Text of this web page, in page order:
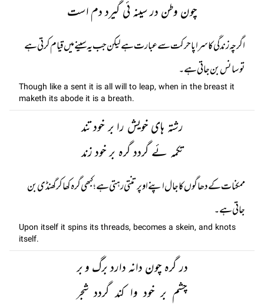
چون وطن در سینہ ئی گیرد دم است
اگرچہ زندگی کا سراپا حرکت سے عبارت ہے لیکن جب یہ سینے میں قیام کرتی ہے
تو سانس بن جاتی ہے۔
Though like a sent it is all will to leap, when in the breast it
maketh its abode it is a breath.
رشتہ ہای خویش را بر خود تند
تکمہ ئے گردد گرہ بر خود زند
ممکنات کے دھاگوں کا جال اپنے اوپر تنتی رہتی ہے؛ کبھی گرہ کھا کر گھنڈی بن
جاتی ہے۔
Upon itself it spins its threads, becomes a skein, and knots
itself.
در گرہ چون دانہ دارد برگ و بر
چشم بر خود وا کند گردد شجر